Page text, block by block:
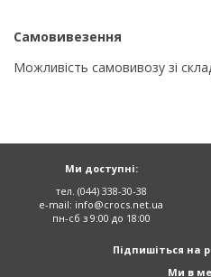
Самовивезення
Можливість самовивозу зі
Ми доступні:
тел. (044) 338-30-38
e-mail: info@crocs.net.ua
пн-сб з 9:00 до 18:00
Підпишіться на
Ми в